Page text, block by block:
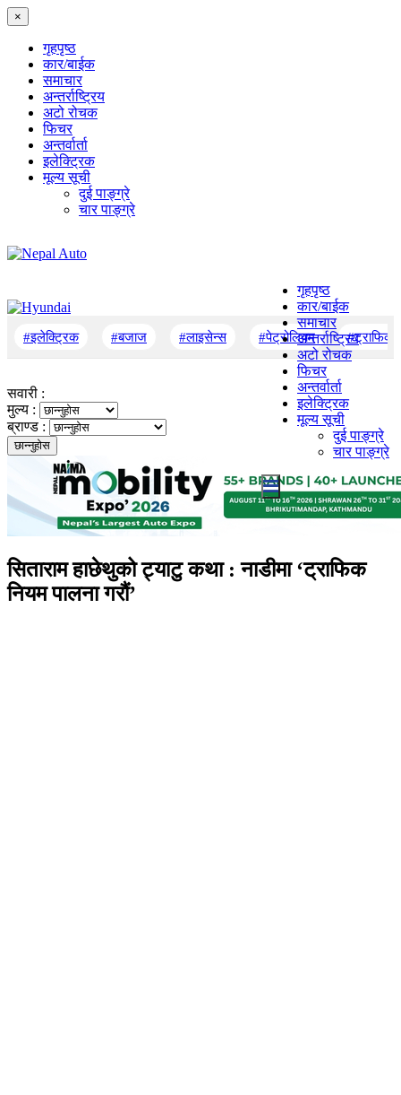
×
गृहपृष्‍ठ
कार/बाईक
समाचार
अन्तर्राष्ट्रिय
अटो रोचक
फिचर
अन्तर्वार्ता
इलेक्ट्रिक
मूल्य सूची
दुई पाङ्ग्रे
चार पाङ्ग्रे
गृहपृष्‍ठ
कार/बाईक
समाचार
अन्तर्राष्ट्रिय
अटो रोचक
फिचर
अन्तर्वार्ता
इलेक्ट्रिक
मूल्य सूची
दुई पाङ्ग्रे
चार पाङ्ग्रे
#इलेक्ट्रिक #बजाज #लाइसेन्स #पेट्रोलियम #ट्राफिक
सवारी :
मुल्य :
ब्राण्ड :
सिताराम हाछेथुको ट्याटु कथा : नाडीमा ‘ट्राफिक
नियम पालना गरौं’